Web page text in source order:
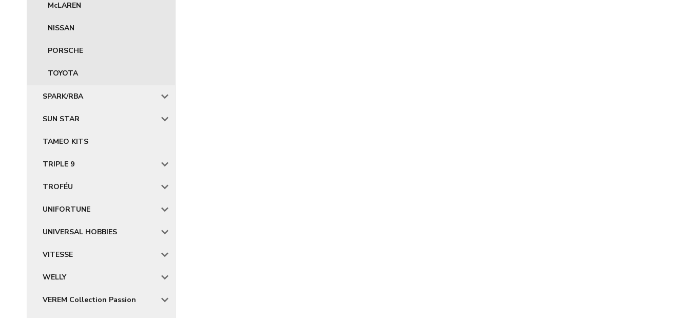
McLAREN
NISSAN
PORSCHE
TOYOTA
SPARK/RBA
SUN STAR
TAMEO KITS
TRIPLE 9
TROFÉU
UNIFORTUNE
UNIVERSAL HOBBIES
VITESSE
WELLY
VEREM Collection Passion